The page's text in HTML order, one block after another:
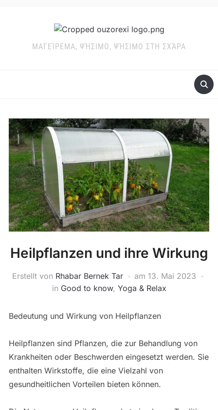
ΜΑΓΕΊΡΕΜΑ, ΨΉΣΙΜΟ, ΨΉΣΙΜΟ ΣΤΗ ΣΧΆΡΑ
Heilpflanzen und ihre Wirkung
Erstellt von Rhabar Bernek Tar am 13. Mai 2023
in Good to know, Yoga & Relax
Bedeutung und Wirkung von Heilpflanzen
Heilpflanzen sind Pflanzen, die zur Behandlung von
Krankheiten oder Beschwerden eingesetzt werden. Sie
enthalten Wirkstoffe, die eine Vielzahl von
gesundheitlichen Vorteilen bieten können.